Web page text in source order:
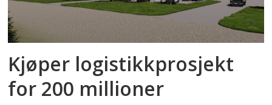
Kjøper logistikkprosjekt
for 200 millioner